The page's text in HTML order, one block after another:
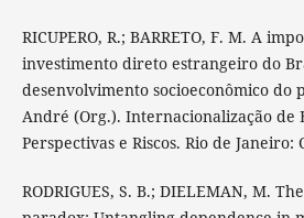
RICUPERO, R.; BARRETO, F. M. A
investimento direto estrangeiro do
desenvolvimento socioeconômico do
André (Org.). Internacionalização de
Perspectivas e Riscos. Rio de Janeiro:
RODRIGUES, S. B.; DIELEMAN, M.